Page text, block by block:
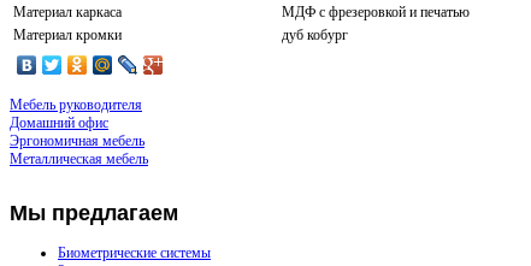
Материал каркаса
МДФ с фрезеровкой и печатью
Материал кромки
дуб кобург
Мебель руководителя
Домашний офис
Эргономичная мебель
Металлическая мебель
Мы предлагаем
Биометрические системы